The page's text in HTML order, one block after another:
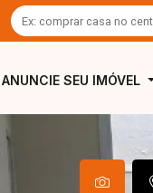
ANUNCIE SEU IMÓVEL